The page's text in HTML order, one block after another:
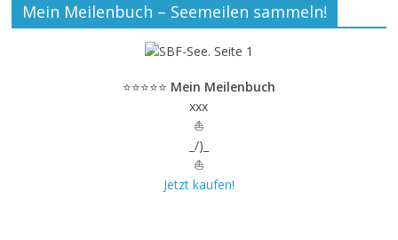
Mein Meilenbuch – Seemeilen sammeln!
⭐⭐⭐⭐⭐ Mein Meilenbuch
xxx
⛵
_/)_
⛵
Jetzt kaufen!